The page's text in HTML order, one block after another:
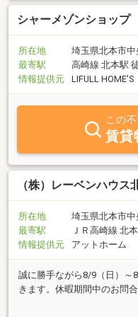
シャーメゾンショッ
所在地
埼玉県北本市
最寄駅
高崎線 北本駅
情報提供元
LIFULL HOME'S
この
賃貸
（株）レーベンハウス
所在地
埼玉県北本市中
最寄駅
ＪＲ高崎線 北
情報提供元
アットホーム
誠に勝手ながら8/9（日）～
きます。休暇期間中のお問
ご対応をさせていただきま